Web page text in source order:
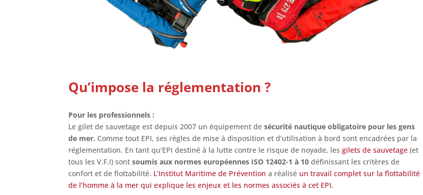
Qu’impose la réglementation ?
Pour les professionnels :
Le gilet de sauvetage est depuis 2007 un équipement desécurité nautique obligatoire pour les gens
de mer. Comme tout EPI, ses règles de mise à disposition et d’utilisation à bord sont encadrées par la
réglementation. En tant qu’EPI destiné à la lutte contre le risque de noyade, lesgilets de sauvetage (et
tous les V.F.I) sontsoumis aux normes européennes ISO 12402-1 à 10 définissant les critères de
confort et de flottabilité. L’Institut Maritime de Prévention a réalisé un travail complet sur la flottabilité
de l’homme à la mer qui explique les enjeux et les normes associés à cet EPI.